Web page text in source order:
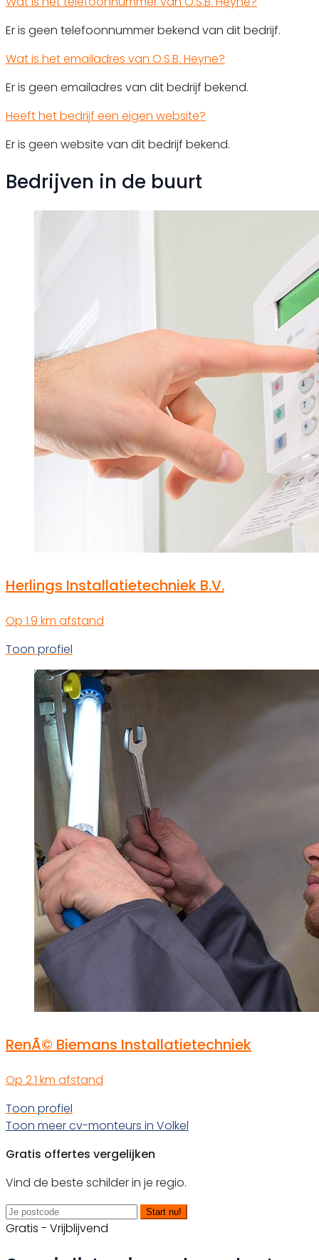
Er is geen telefoonnummer bekend van dit bedrijf.
Wat is het emailadres van O.S.B. Heyne?
Er is geen emailadres van dit bedrijf bekend.
Heeft het bedrijf een eigen website?
Er is geen website van dit bedrijf bekend.
Bedrijven in de buurt
Herlings Installatietechniek B.V.
Op 1.9 km afstand
Toon profiel
RenÃ© Biemans Installatietechniek
Op 2.1 km afstand
Toon profiel
Toon meer cv-monteurs in Volkel
Gratis offertes vergelijken
Vind de beste schilder in je regio.
Start nu!
Gratis - Vrijblijvend